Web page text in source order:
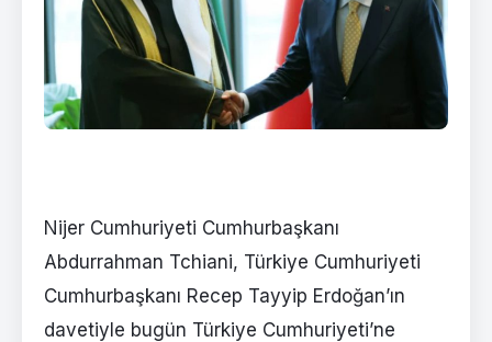
Nijer Cumhuriyeti Cumhurbaşkanı
Abdurrahman Tchiani, Türkiye Cumhuriyeti
Cumhurbaşkanı Recep Tayyip Erdoğan’ın
davetiyle bugün Türkiye Cumhuriyeti’ne